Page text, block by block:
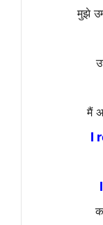
मुझे
मैं
I